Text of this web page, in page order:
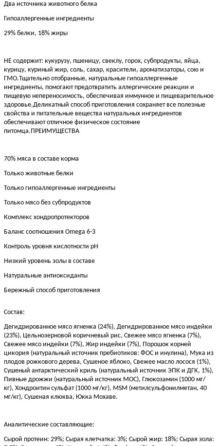
Два источника животного белка
Гипоаллергенные ингредиенты
29% белки, 18% жиры
НЕ содержит: кукурузу, пшеницу, свеклу, горох, субпродукты, яйца,
курицу, куриный жир, соль, сахар, красители, ароматизаторы, сою и
ГМО.Тщательно отобранные, натуральные гипоаллергенные
ингредиенты, помогают предотвратить аллергические реакции и
пищевую непереносимость, обеспечивая иммунное и пищеварительное
здоровье.Деликатный способ приготовления сохраняет все полезные
свойства и питательные вещества натуральных ингредиентов
обеспечивают отличное физическое состояние
питомца.ПРЕИМУЩЕСТВА
70% мяса в составе корма
Только животные белки
Только гипоаллергенные ингредиенты
Только мясо без субпродуктов
Комплекс хондропротекторов
Баланс соотношения Omega 6-3
Контроль уровня кислотности рН
Низкий уровень золы в составе
Натуральные антиоксиданты
Бережный способ приготовления
Состав:
Дегидрированное мясо ягненка (24%), Дегидрированное мясо индейки
(23%), Цельнозерновой коричневый рис, Свежее мясо ягненка (7%),
Свежее мясо индейки (7%), Жир индейки (7%), Порошок корней
цикория (натуральный источник пребиотиков: ФОС и инулина), Мука из
плодов рожкового дерева, Сушеное яблоко, Свежее масло лосося (1%),
Сушеный антарктический криль (натуральный источник ЭПК и ДГК, 1%),
Пивные дрожжи (натуральный источник МОС), Глюкозамин (1000 мг/
кг), Хондроитин сульфат (1000 мг/кг), MSM (метилсульфонилметан, 40
мг/кг), Сушеная клюква, Юкка Мохаве.
Аналитические составляющие:
Сырой протеин: 29%; Сырая клетчатка: 3%; Сырой жир: 18%; Сырая зола: